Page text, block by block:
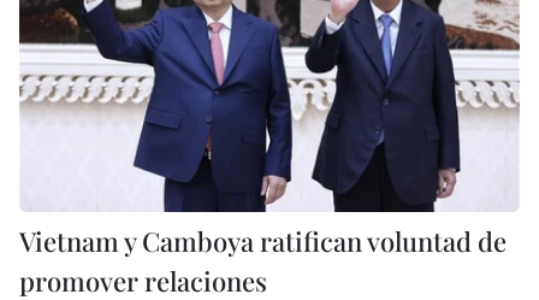
Vietnam y Camboya ratifican voluntad de
promover relaciones